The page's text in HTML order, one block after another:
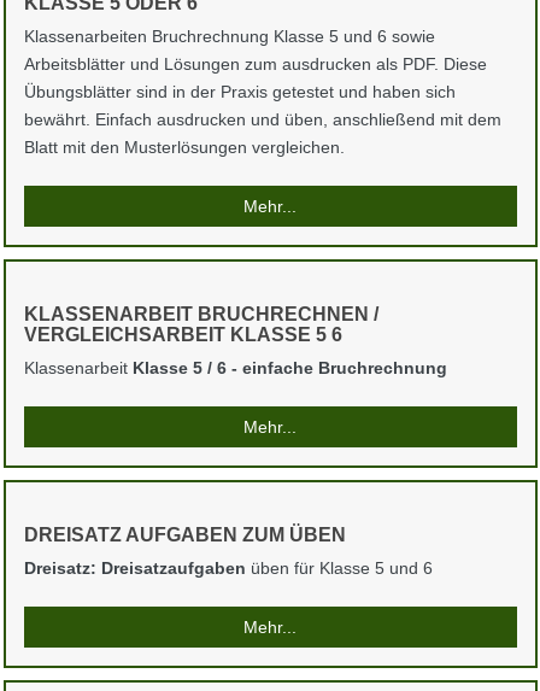
Klassenarbeiten Bruchrechnung Klasse 5 und 6 sowie
Arbeitsblätter und Lösungen zum ausdrucken als PDF. Diese
Übungsblätter sind in der Praxis getestet und haben sich
bewährt. Einfach ausdrucken und üben, anschließend mit dem
Blatt mit den Musterlösungen vergleichen.
Mehr...
KLASSENARBEIT BRUCHRECHNEN /
VERGLEICHSARBEIT KLASSE 5 6
Klassenarbeit Klasse 5 / 6 - einfache Bruchrechnung
Mehr...
DREISATZ AUFGABEN ZUM ÜBEN
Dreisatz: Dreisatzaufgaben üben für Klasse 5 und 6
Mehr...